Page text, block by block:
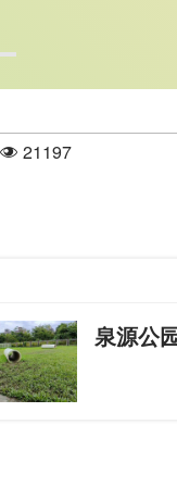
人气21197
泉源公